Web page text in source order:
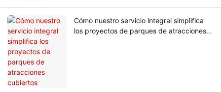
Cómo nuestro servicio integral simplifica
los proyectos de parques de atracciones